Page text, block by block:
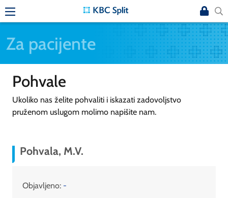
Za pacijente
Pohvale
Ukoliko nas želite pohvaliti i iskazati zadovoljstvo
pruženom uslugom molimo napišite nam.
Pohvala, M.V.
Objavljeno: -